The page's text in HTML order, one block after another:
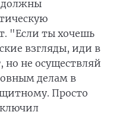
должны
"Если ты хочешь
взгляды, иди в
не осуществляй
делам в
Просто